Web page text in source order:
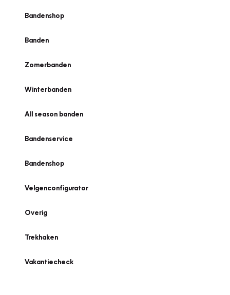
Bandenshop
Banden
Zomerbanden
Winterbanden
All season banden
Bandenservice
Bandenshop
Velgenconfigurator
Overig
Trekhaken
Vakantiecheck